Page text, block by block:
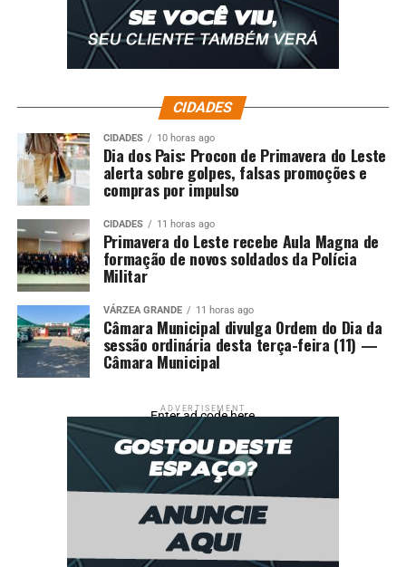
CIDADES
CIDADES 10 horas ago
Dia dos Pais: Procon de Primavera do Leste
alerta sobre golpes, falsas promoções e
compras por impulso
CIDADES 11 horas ago
Primavera do Leste recebe Aula Magna de
formação de novos soldados da Polícia
Militar
VÁRZEA GRANDE 11 horas ago
Câmara Municipal divulga Ordem do Dia da
sessão ordinária desta terça-feira (11) —
Câmara Municipal
ADVERTISEMENT
Enter ad code here